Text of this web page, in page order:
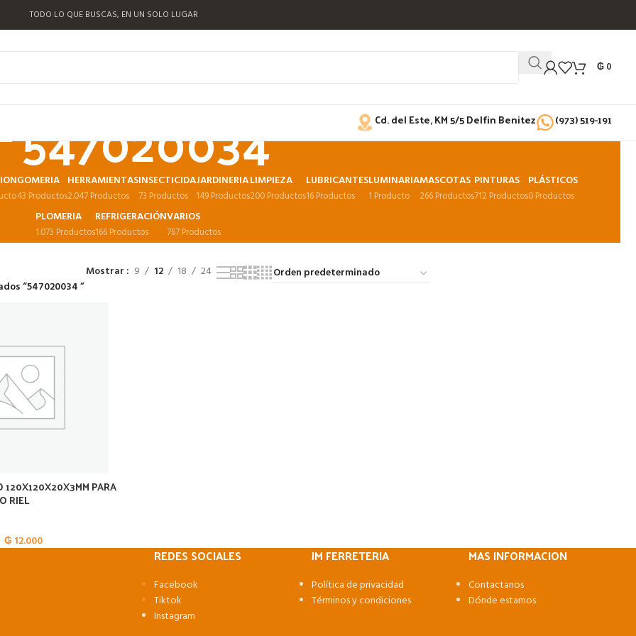
TODO LO QUE BUSCAS, EN UN SOLO LUGAR
₲0
Cd. del Este, KM 5/5 Delfin Benitez (973) 519-191
547020034
GOMERIA
43 Productos
HERRAMIENTAS
2.047 Productos
INSECTICIDA
73 Productos
JARDINERIA
149 Productos
LIMPIEZA
200 Productos
LUBRICANTES
16 Productos
LUMINARIA
1 Producto
MASCOTAS
266 Productos
PINTURAS
712 Productos
PLÁSTICOS
0 Productos
PLOMERIA
1.073 Productos
REFRIGERACIÓN
166 Productos
VARIOS
767 Productos
“547020034 ”
Mostrar 9 12 18 24
120X120X20X3MM PARA
RIEL
₲ 12.000
REDES SOCIALES
Facebook
Tiktok
Instagram
JM FERRETERIA
Política de privacidad
Términos y condiciones
MAS INFORMACION
Contactanos
Dónde estamos